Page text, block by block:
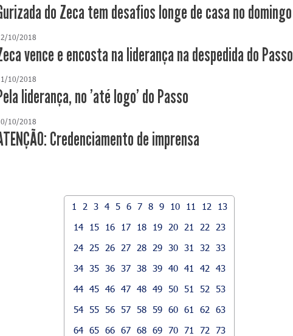
do Zeca tem desafios longe de casa no domingo
10/2018
vence e encosta na liderança na despedida do Passo
10/2018
liderança, no 'até logo' do Passo
10/2018
Credenciamento de imprensa
1 2 3 4 5 6 7 8 9 10 11 12
13
14
15 16 17 18 19 20 21 22
23
24
25 26 27 28 29 30 31 32
33
34 35 36 37 38 39 40 41 42
43
44 45 46 47 48 49 50 51 52
53
54 55 56 57 58 59 60 61 62
63
64 65 66 67 68 69 70 71 72
73